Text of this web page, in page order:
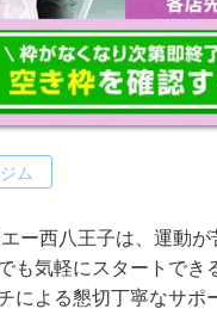
ム
ー西八王子は、運動が
も気軽にスタートでき
による懇切丁寧なサポ